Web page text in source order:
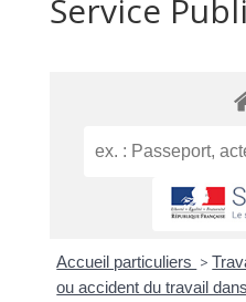
Service
Accueil particuliers >
ou accident du travail